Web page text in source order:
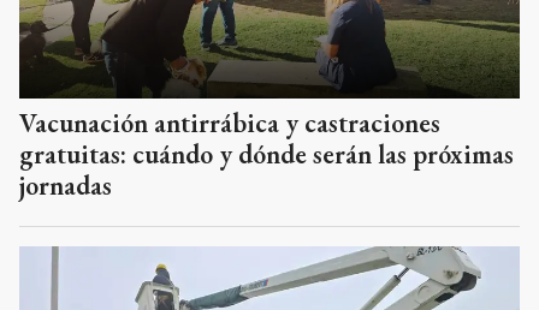
Vacunación antirrábica y castraciones
gratuitas: cuándo y dónde serán las próximas
jornadas